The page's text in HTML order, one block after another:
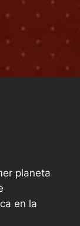
planeta
en la